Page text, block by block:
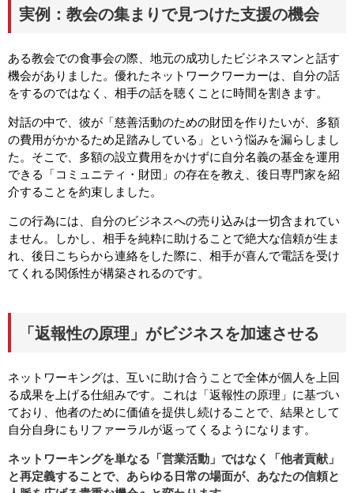
実例：教会の集まりで見つけた支援の機会
ある教会での食事会の際、地元の成功したビジネスマンと話す
機会がありました。優れたネットワークワーカーは、自分の話
をするのではなく、相手の話を聴くことに時間を割きます。
対話の中で、彼が「慈善活動のための財団を作りたいが、多額
の費用がかかるため足踏みしている」という悩みを漏らしまし
た。そこで、多額の設立費用をかけずに自分名義の基金を運用
できる「コミュニティ・財団」の存在を教え、後日専門家を紹
介することを約束しました。
この行為には、自分のビジネスへの売り込みは一切含まれてい
ません。しかし、相手を純粋に助けることで絶大な信頼が生ま
れ、後日こちらから連絡をした際に、相手が喜んで電話を受け
てくれる関係性が構築されるのです。
「返報性の原理」がビジネスを加速させる
ネットワーキングは、互いに助け合うことで全体が個人を上回
る成果を上げる仕組みです。これは「返報性の原理」に基づい
ており、他者のために価値を提供し続けることで、結果として
自分自身にもリファーラルが返ってくるようになります。
ネットワーキングを単なる「営業活動」ではなく「他者貢献」
と再定義することで、あらゆる日常の場面が、あなたの信頼と